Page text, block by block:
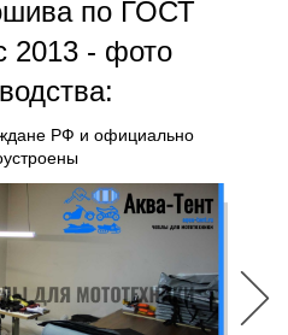
по ГОСТ
2013 - фото
РФ и официально